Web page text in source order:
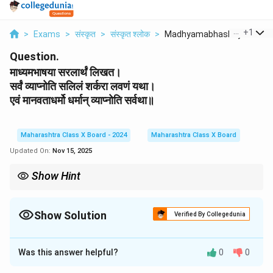
> Exams > संस्कृत > संस्कृत श्लोक > Madhyamabhashaya Sar...
+1
Question.
माध्यमभाषया सरलार्थं लिखत।
सर्वं व्याप्नोति सलिलं शर्करा लवणं यथा।
एवं मानवताधर्मो धर्मान् व्याप्नोति सर्वथा॥
Maharashtra Class X Board - 2024
Maharashtra Class X Board
Updated On: Nov 15, 2025
Show Hint
दर्शयन्तु।
(While explaining the shloka, be sure to clarify the key words (like
Show Solution Verified By Collegedunia
Solution and Explanation
प्रस्तुतिः:
Was this answer helpful? 0 0